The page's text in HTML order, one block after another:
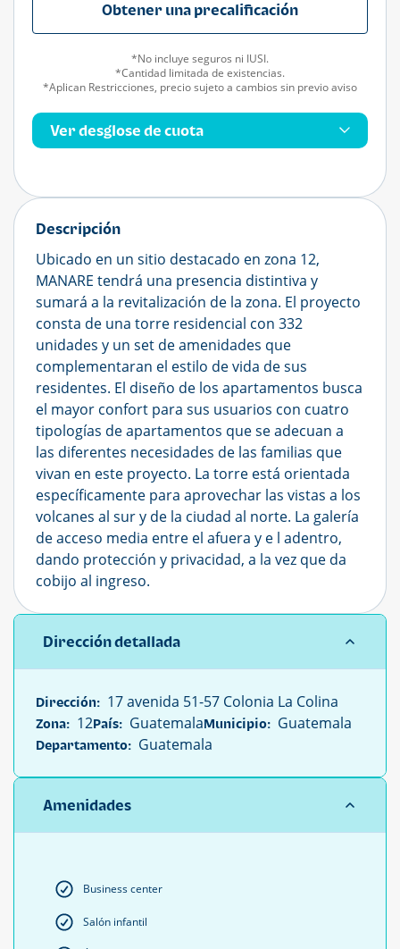
Descripción
Ubicado en un sitio destacado en zona 12,
MANARE tendrá una presencia distintiva y
sumará a la revitalización de la zona. El proyecto
consta de una torre residencial con 332
unidades y un set de amenidades que
complementaran el estilo de vida de sus
residentes. El diseño de los apartamentos busca
el mayor confort para sus usuarios con cuatro
tipologías de apartamentos que se adecuan a
las diferentes necesidades de las familias que
vivan en este proyecto. La torre está orientada
específicamente para aprovechar las vistas a los
volcanes al sur y de la ciudad al norte. La galería
de acceso media entre el afuera y e l adentro,
dando protección y privacidad, a la vez que da
cobijo al ingreso.
Dirección detallada
Dirección: 17 avenida 51-57 Colonia La Colina
Zona: 12País: GuatemalaMunicipio: Guatemala
Departamento: Guatemala
Amenidades
Business center
Salón infantil
Ver desglose de cuota
Obtener una precalificación
*No incluye seguros ni IUSI.
*Cantidad limitada de existencias.
*Aplican Restricciones, precio sujeto a cambios sin previo aviso